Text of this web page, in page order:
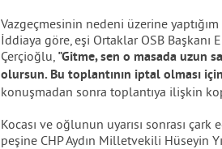
Vazgeçmesinin nedeni üzerine
İddiaya göre, eşi Ortaklar OSB Başkanı
Çerçioğlu, "Gitme, sen o masada uzun
olursun. Bu toplantının iptal olması
konuşmadan sonra toplantıya ilişkin
Kocası ve oğlunun uyarısı sonrası
peşine CHP Aydın Milletvekili Hüseyin